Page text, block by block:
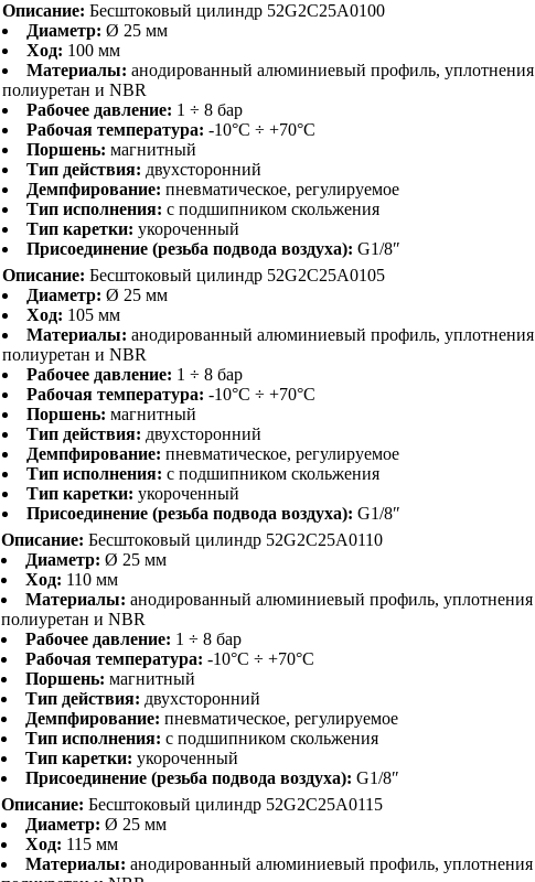
Описание: Бесштоковый цилиндр 52G2C25A0100
Диаметр: Ø 25 мм
Ход: 100 мм
Материалы: анодированный алюминиевый профиль, уплотнения
полиуретан и NBR
Рабочее давление: 1 ÷ 8 бар
Рабочая температура: -10°C ÷ +70°C
Поршень: магнитный
Тип действия: двухсторонний
Демпфирование: пневматическое, регулируемое
Тип исполнения: с подшипником скольжения
Тип каретки: укороченный
Присоединение (резьба подвода воздуха): G1/8″
Описание: Бесштоковый цилиндр 52G2C25A0105
Диаметр: Ø 25 мм
Ход: 105 мм
Материалы: анодированный алюминиевый профиль, уплотнения
полиуретан и NBR
Рабочее давление: 1 ÷ 8 бар
Рабочая температура: -10°C ÷ +70°C
Поршень: магнитный
Тип действия: двухсторонний
Демпфирование: пневматическое, регулируемое
Тип исполнения: с подшипником скольжения
Тип каретки: укороченный
Присоединение (резьба подвода воздуха): G1/8″
Описание: Бесштоковый цилиндр 52G2C25A0110
Диаметр: Ø 25 мм
Ход: 110 мм
Материалы: анодированный алюминиевый профиль, уплотнения
полиуретан и NBR
Рабочее давление: 1 ÷ 8 бар
Рабочая температура: -10°C ÷ +70°C
Поршень: магнитный
Тип действия: двухсторонний
Демпфирование: пневматическое, регулируемое
Тип исполнения: с подшипником скольжения
Тип каретки: укороченный
Присоединение (резьба подвода воздуха): G1/8″
Описание: Бесштоковый цилиндр 52G2C25A0115
Диаметр: Ø 25 мм
Ход: 115 мм
Материалы: анодированный алюминиевый профиль, уплотнения